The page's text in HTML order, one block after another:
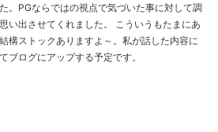
。PGならではの視点で気づいた事に対して調
い出させてくれました。 こういうもたまにあ
構ストックありますよ～。私が話した内容に
ブログにアップする予定です。